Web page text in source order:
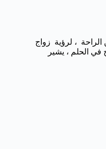
، لرؤية زواج
في الحلم ، يشير